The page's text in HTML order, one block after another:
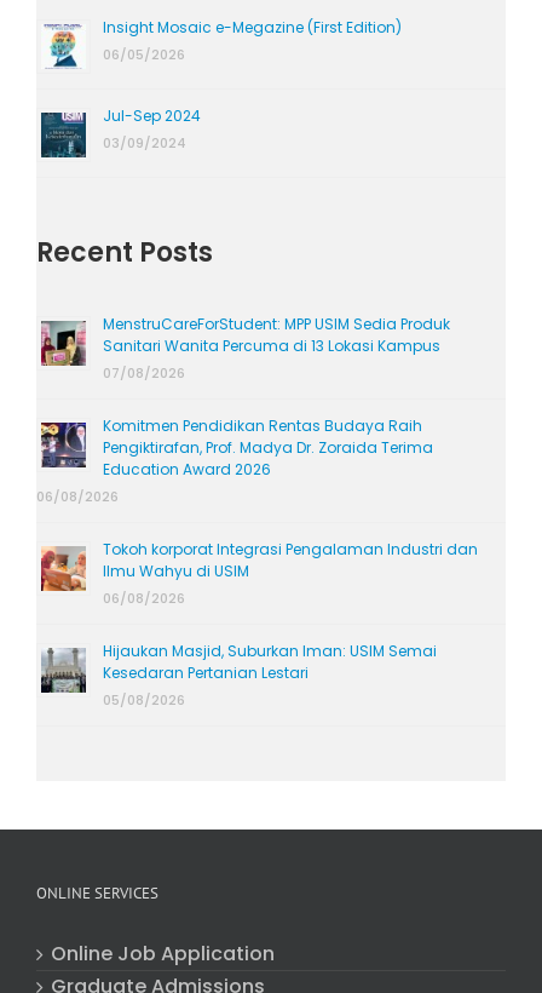
Insight Mosaic e-Megazine (First Edition)
06/05/2026
Jul-Sep 2024
03/09/2024
Recent Posts
MenstruCareForStudent: MPP USIM Sedia Produk
Sanitari Wanita Percuma di 13 Lokasi Kampus
07/08/2026
Komitmen Pendidikan Rentas Budaya Raih
Pengiktirafan, Prof. Madya Dr. Zoraida Terima
Education Award 2026
06/08/2026
Tokoh korporat Integrasi Pengalaman Industri dan
Ilmu Wahyu di USIM
06/08/2026
Hijaukan Masjid, Suburkan Iman: USIM Semai
Kesedaran Pertanian Lestari
05/08/2026
ONLINE SERVICES
Online Job Application
Graduate Admissions